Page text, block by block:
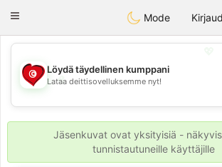
Tunisia Dating
Toggle
Mode
💖
💕
Löydä täydellinen kumppani
Lataa deittisovelluksemme nyt!
Jäsenkuvat ovat yksityisiä -
tunnistautuneille käyttäjille